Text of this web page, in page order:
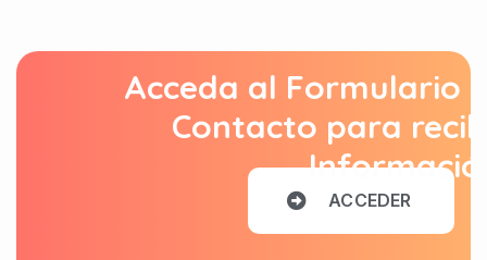
Acceda al Formulario
Contacto para
ACCEDER